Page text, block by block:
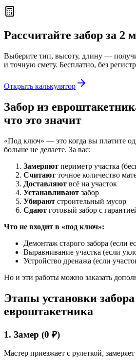
Рассчитайте забор за 2
Выберите тип, высоту, длину —
и точную смету. Бесплатно, без
Открыть калькулятор
Забор из
что это значит
«Под ключ» — это когда вы платите
больше не делаете. За вас:
Замеряют периметр участка
Считают точное количество
Доставляют всё на участок
Устанавливают забор
Убирают строительный мусор
Сдают готовый забор с
Что не входит в «под ключ»:
Демонтаж старого забора (если
Выравнивание участка (если
Устройство дренажа (если
Но и эти работы можно заказать
Этапы установки забора
евроштакетника
1. Замер (0 ₽)
Мастер приезжает с рулеткой,